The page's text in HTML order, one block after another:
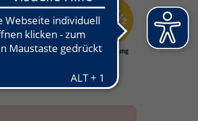
Kultur -
Grundbildung